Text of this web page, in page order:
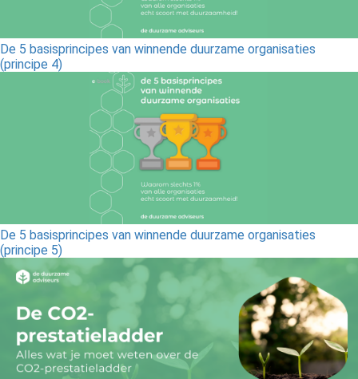
De 5 basisprincipes van winnende duurzame organisaties
(principe 4)
De 5 basisprincipes van winnende duurzame organisaties
(principe 5)